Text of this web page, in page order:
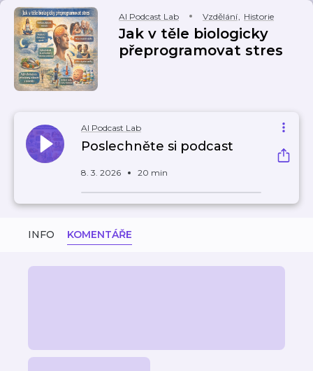
AI Podcast Lab Vzdělání, Historie
Jak v těle biologicky
přeprogramovat stres
AI Podcast Lab
Poslechněte si podcast
8. 3. 2026 20 min
INFO KOMENTÁŘE